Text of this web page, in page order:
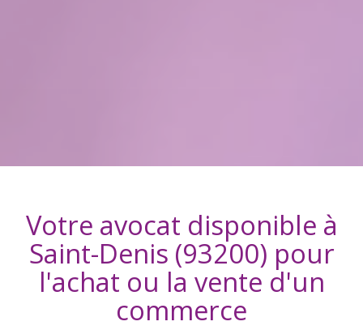
Votre avocat disponible à
Saint-Denis (93200) pour
l'achat ou la vente d'un
commerce